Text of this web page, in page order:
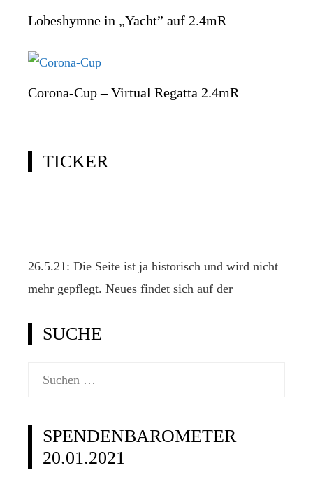
Lobeshymne in „Yacht” auf 2.4mR
Corona-Cup – Virtual Regatta 2.4mR
TICKER
26.5.21: Die Seite ist ja historisch und wird nicht
mehr gepflegt. Neues findet sich auf der
SUCHE
Suchen
SPENDENBAROMETER
20.01.2021